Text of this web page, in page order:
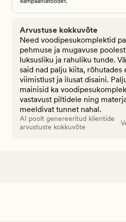
Arvustuse kokkuvõte
Need voodipesukomplektid
pehmuse ja mugavuse
luksusliku ja rahuliku tunde.
said nad palju kiita,
viimistlust ja ilusat disaini.
mainisid ka
vastavust piltidele ning
meeldivat tunnet nahal.
AI poolt genereeritud klientide
arvustuste kokkuvõte